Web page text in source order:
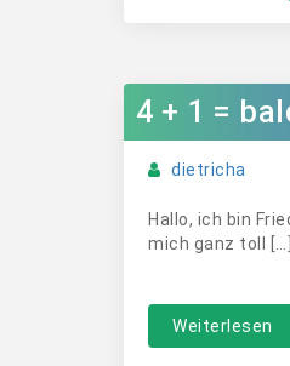
4 + 1 =
dietricha
Hallo, ich bin
mich ganz toll […]
Weiterlesen